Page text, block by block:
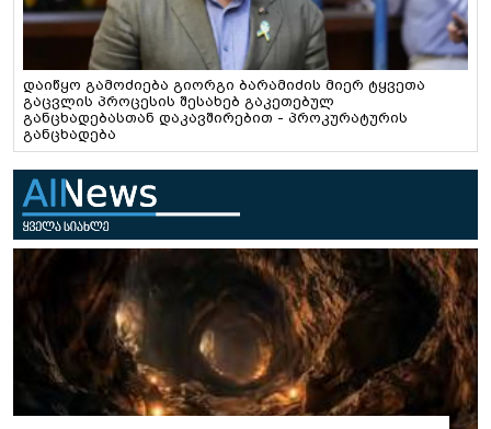
დაიწყო გამოძიება გიორგი ბარამიძის მიერ ტყვეთა
გაცვლის პროცესის შესახებ გაკეთებულ
განცხადებასთან დაკავშირებით - პროკურატურის
განცხადება